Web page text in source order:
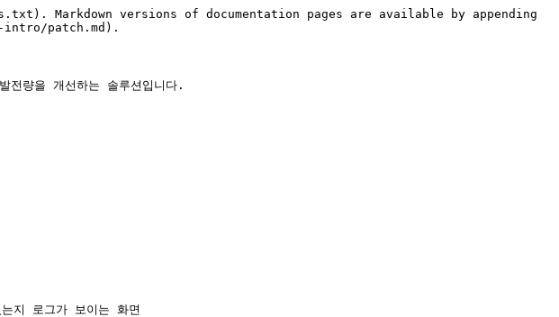
Markdown versions of documentation pages are available by appending
intro/patch.md).
량을 개선하는 솔루션입니다.
지 로그가 보이는 화면